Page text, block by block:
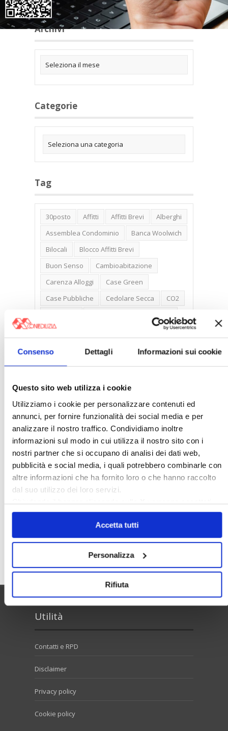
Consenso Dettagli Informazioni sui cookie
Questo sito web utilizza i cookie
Utilizziamo i cookie per personalizzare contenuti ed
annunci, per fornire funzionalità dei social media e per
analizzare il nostro traffico. Condividiamo inoltre
informazioni sul modo in cui utilizza il nostro sito con i
nostri partner che si occupano di analisi dei dati web,
pubblicità e social media, i quali potrebbero combinarle con
altre informazioni che ha fornito loro o che hanno raccolto
dal suo utilizzo dei loro servizi.
Chiudendo il banner cliccando sullaXverranno accettati
solo i cookie necessari.
Accetta tutti
Personalizza
Rifiuta
Archivi
Categorie
Tag
30posto Affitti Affitti Brevi
Alberghi
Assemblea Condominio
Banca Woolwich
Bilocali
Blocco Affitti Brevi
Buon Senso
Cambioabitazione
Carenza Alloggi
Case Green
Case Pubbliche
Cedolare Secca
CO2
Condominio
Confedilizia.EU
Detrazioni Edilizie
Dirittiproprietà
Libero Mercato
Monolocali
New York
Nudaproprietà
Prezzi Case
Prima Casa
Proprietari Casa
Rendite Catastali
Rivoluzioneliberale
Ruderi
Sicurezza
Sommerso
Sunia
Trasferimenti
Valore Case
Utilità
Contatti e RPD
Disclaimer
Privacy policy
Cookie policy